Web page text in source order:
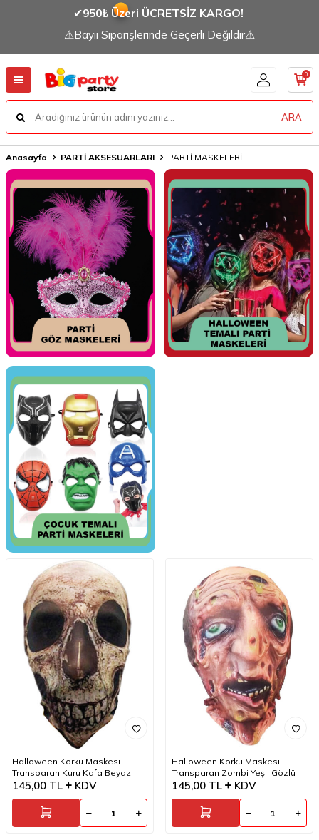
✔950₺ Üzeri ÜCRETSİZ KARGO!
⚠Bayii Siparişlerinde Geçerli Değildir⚠
ARA
0
Anasayfa PARTİ AKSESUARLARI PARTİ MASKELERİ
Halloween Korku Maskesi
Transparan Kuru Kafa Beyaz
145,00 TL KDV
Halloween Korku Maskesi
Transparan Zombi Yeşil Gözlü
145,00 TL KDV